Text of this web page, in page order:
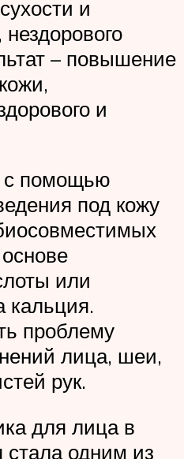
и
– повышение
и
с помощью
под кожу
или
кальция.
проблему
лица, шеи,
рук.
для лица в
одним из